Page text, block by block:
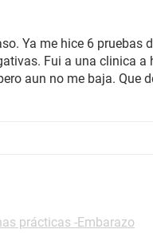
Ya me hice 6 pruebas
Fui a una clinica a
aun no me baja. Que
prácticas -Embarazo